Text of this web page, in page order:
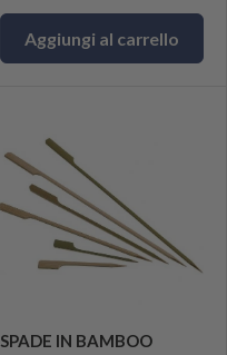
Aggiungi al carrello
SPADE IN BAMBOO